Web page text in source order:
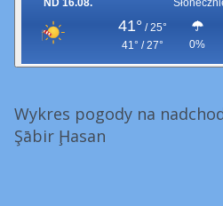
ND 16.08.
41° / 25°
41° / 27°
0%
Wykres pogody na
Şābir Ḩasan